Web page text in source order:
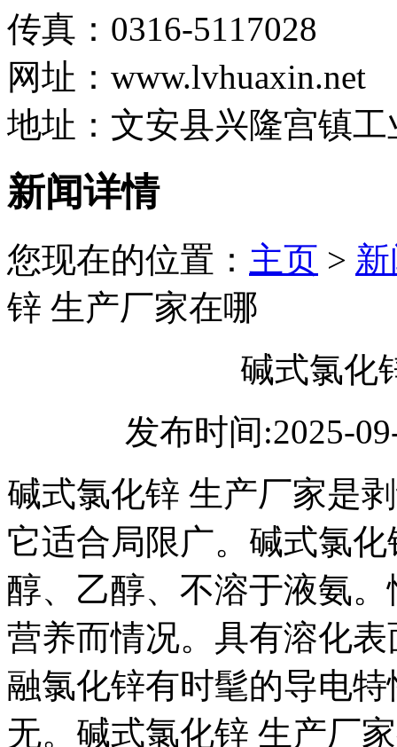
传真：0316-5117028
网址：www.lvhuaxin.net
地址：文安县兴隆宫镇工
新闻详情
您现在的位置： 主页 >
锌 生产厂家在哪
碱式氯化
发布时间:2025-
碱式氯化锌 生产厂家是
它适合局限广。碱式氯
醇、乙醇、不溶于液氨
营养而情况。具有溶化
融氯化锌有时髦的导电
无。碱式氯化锌 生产厂